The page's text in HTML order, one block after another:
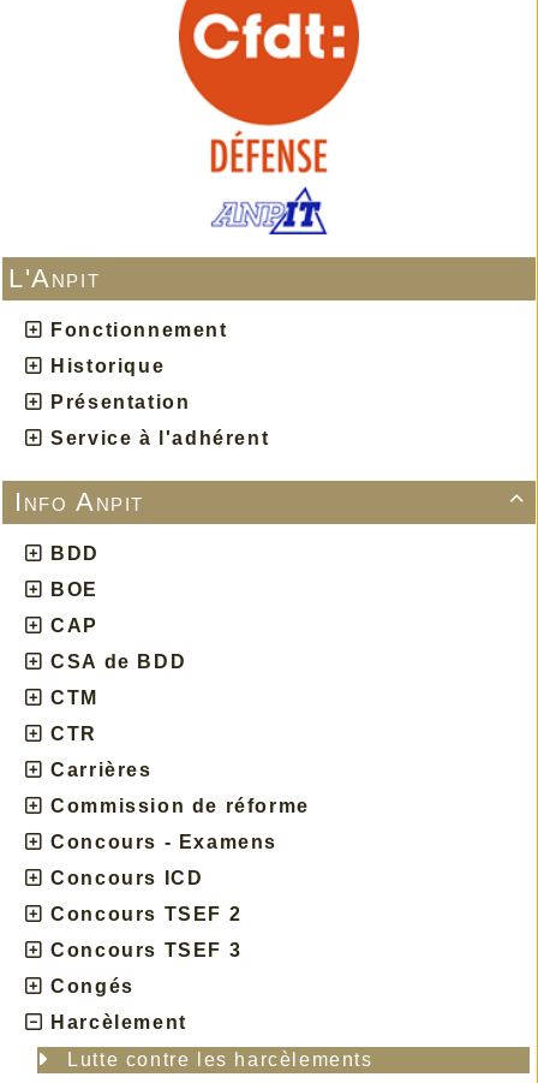
L'Anpit
Fonctionnement
Historique
Présentation
Service à l'adhérent

Info Anpit
BDD
BOE
CAP
CSA de BDD
CTM
CTR
Carrières
Commission de réforme
Concours - Examens
Concours ICD
Concours TSEF 2
Concours TSEF 3
Congés
Harcèlement
Lutte contre les harcèlements